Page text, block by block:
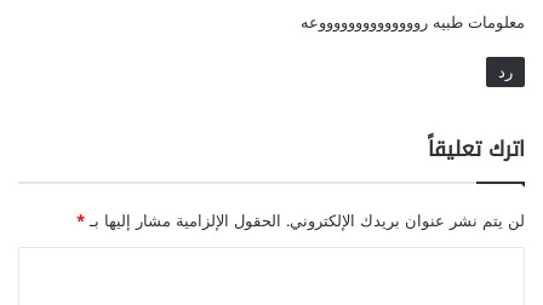
ل
معلومات طبيه رووووووووووووووعه
رد
اترك تعليقاً
لن يتم نشر عنوان بريدك الإلكتروني. الحقول الإلزامية مشار إليها بـ*